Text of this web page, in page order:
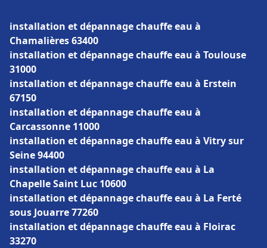
installation et dépannage chauffe eau à
Chamalières 63400
installation et dépannage chauffe eau à Toulouse
31000
installation et dépannage chauffe eau à Erstein
67150
installation et dépannage chauffe eau à
Carcassonne 11000
installation et dépannage chauffe eau à Vitry sur
Seine 94400
installation et dépannage chauffe eau à La
Chapelle Saint Luc 10600
installation et dépannage chauffe eau à La Ferté
sous Jouarre 77260
installation et dépannage chauffe eau à Floirac
33270